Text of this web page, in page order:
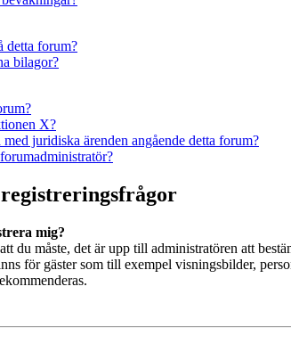
detta forum?
bilagor?
X?
juridiska ärenden angående detta forum?
mig?
du måste, det är upp till administratören att
för gäster som till exempel visningsbilder,